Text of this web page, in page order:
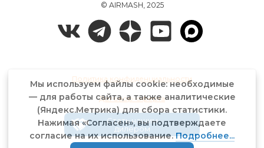
© AIRMASH, 2025
Политика конфиденциальности
Договор-оферта
Стать нашим
дилером
Мы используем файлы cookie: необходимые
— для работы сайта, а также аналитические
(Яндекс.Метрика) для сбора статистики.
Нажимая «Согласен», вы подтверждаете
согласие на их использование.Подробнее...